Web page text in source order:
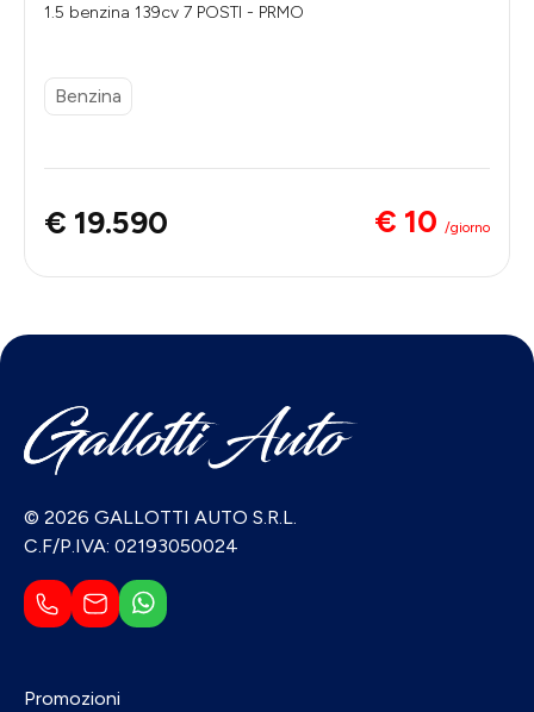
1.5 benzina 139cv 7 POSTI - PRMO
Benzina
€ 19.590 € 10 /giorno
© 2026 GALLOTTI AUTO S.R.L.
C.F/P.IVA: 02193050024
Promozioni